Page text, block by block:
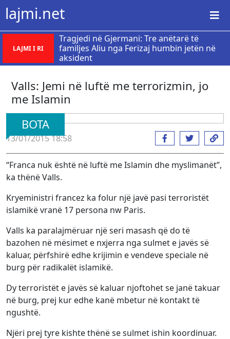
lajmi.net
LAJMI I RI
Tragjedi në Gjermani: Tre anëtarë të
familjes Aliu nga Ferizaj humbin jetën në
aksident
Valls: Jemi në luftë me terrorizmin, jo
me Islamin
BOTA
13/01/2015 18:58
“Franca nuk është në luftë me Islamin dhe myslimanët”,
ka thënë Valls.
Kryeministri francez ka folur një javë pasi terroristët
islamikë vranë 17 persona nw Paris.
Valls ka paralajmëruar një seri masash që do të
bazohen në mësimet e nxjerra nga sulmet e javës së
kaluar, përfshirë edhe krijimin e vendeve speciale në
burg për radikalët islamikë.
Dy terroristët e javës së kaluar njoftohet se janë takuar
në burg, prej kur edhe kanë mbetur në kontakt të
ngushtë.
Njëri prej tyre kishte thënë se sulmet ishin koordinuar.